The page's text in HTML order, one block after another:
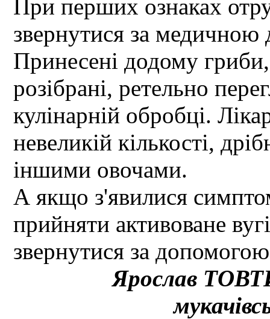
При перших ознаках
звернутися за
Принесені додому
розібрані, ретельно
кулінарній обробці.
невеликій кількості,
іншими овочами.
А якщо з'явилися
прийняти активоване
звернутися за
Ярослав